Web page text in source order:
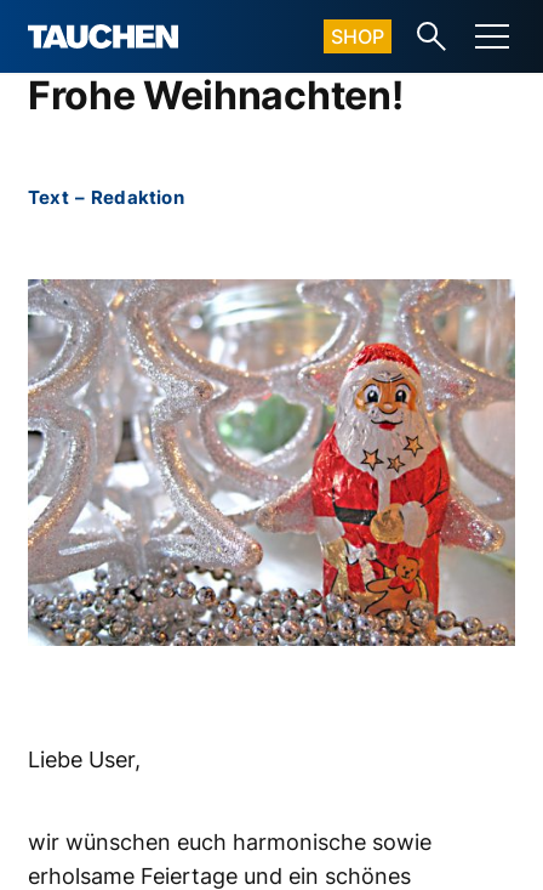
SHOP
Frohe Weihnachten!
Text – Redaktion
Liebe User,
wir wünschen euch harmonische sowie
erholsame Feiertage und ein schönes